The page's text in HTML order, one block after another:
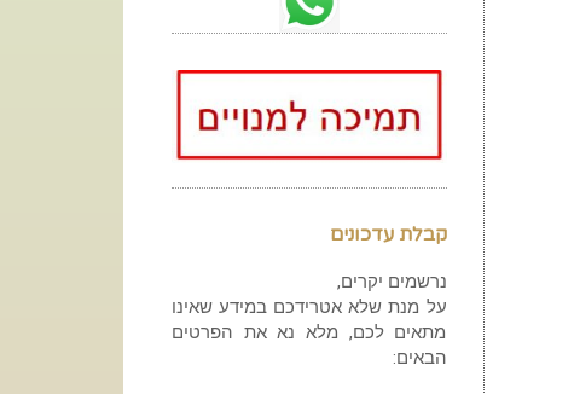
קבלת עדכונים
נרשמים יקרים,
על מנת שלא אטרידכם במידע שאינו
מתאים לכם, מלא נא את הפרטים
הבאים: